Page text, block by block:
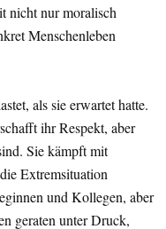
nicht nur moralisch
Menschenleben
als sie erwartet hatte.
ihr Respekt, aber
Sie kämpft mit
Extremsituation
und Kollegen, aber
geraten unter Druck,